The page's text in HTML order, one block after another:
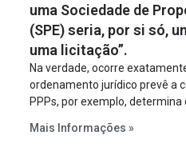
uma Sociedade de
(SPE) seria, por si só,
uma licitação”.
Na verdade, ocorre
ordenamento jurídico prevê a
PPPs, por exemplo,
empreendimento. Ou seja, a
Mais Informações »